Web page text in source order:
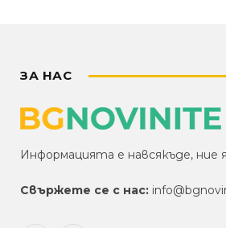
ЗА НАС
Информацията е навсякъде, ние
Свържете се с нас: